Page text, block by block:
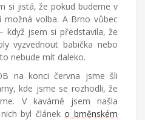
si jistá, že pokud budeme v
možná volba. A Brno vůbec
když jsem si představila, že
vyzvednout babička nebo
nebude mít daleko.
na konci června jsme šli
kde jsme se rozhodli, že
V kavárně jsem našla
byl článeko brněnském